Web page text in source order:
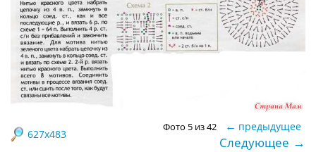
627x483
Фото 5 из 42 ← предыдущее
Следующее →